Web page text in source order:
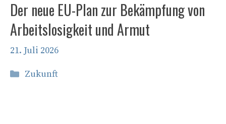
Der neue EU-Plan zur Bekämpfung von
Arbeitslosigkeit und Armut
21. Juli 2026
Kategorien
Zukunft